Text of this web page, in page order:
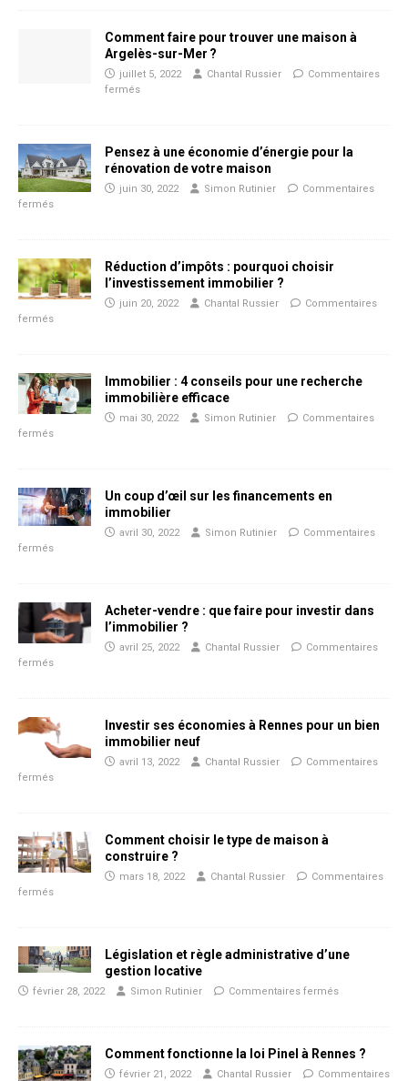
Comment faire pour trouver une maison à
Argelès-sur-Mer ?
juillet 5, 2022 Chantal Russier
Commentaires
fermés
Pensez à une économie d’énergie pour la
rénovation de votre maison
juin 30, 2022 Simon Rutinier
Commentaires
fermés
Réduction d’impôts : pourquoi choisir
l’investissement immobilier ?
juin 20, 2022 Chantal Russier
Commentaires
fermés
Immobilier : 4 conseils pour une recherche
immobilière efficace
mai 30, 2022 Simon Rutinier
Commentaires
fermés
Un coup d’œil sur les financements en
immobilier
avril 30, 2022 Simon Rutinier
Commentaires
fermés
Acheter-vendre : que faire pour investir dans
l’immobilier ?
avril 25, 2022 Chantal Russier
Commentaires
fermés
Investir ses économies à Rennes pour un bien
immobilier neuf
avril 13, 2022 Chantal Russier
Commentaires
fermés
Comment choisir le type de maison à
construire ?
mars 18, 2022 Chantal Russier
Commentaires
fermés
Législation et règle administrative d’une
gestion locative
février 28, 2022 Simon Rutinier Commentaires fermés
Comment fonctionne la loi Pinel à Rennes ?
février 21, 2022 Chantal Russier
Commentaires